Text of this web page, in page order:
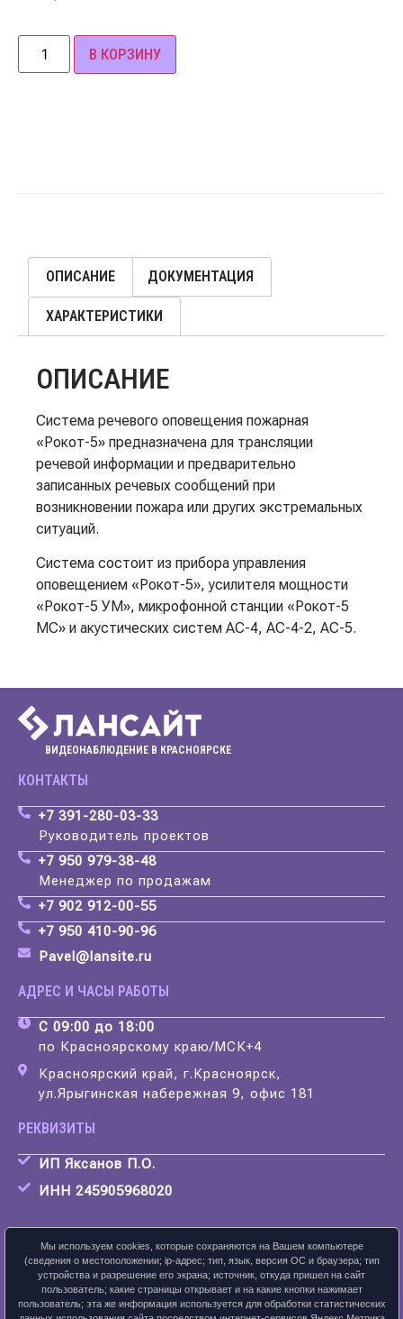
В КОРЗИНУ
ОПИСАНИЕ ДОКУМЕНТАЦИЯ
ХАРАКТЕРИСТИКИ
ОПИСАНИЕ
Система речевого оповещения пожарная
«Рокот-5» предназначена для трансляции
речевой информации и предварительно
записанных речевых сообщений при
возникновении пожара или других экстремальных
ситуаций.
Система состоит из прибора управления
оповещением «Рокот-5», усилителя мощности
«Рокот-5 УМ», микрофонной станции «Рокот-5
МС» и акустических систем АС-4, АС-4-2, АС-5.
ВИДЕОНАБЛЮДЕНИЕ В КРАСНОЯРСКЕ
КОНТАКТЫ
+7 391-280-03-33
Руководитель проектов
+7 950 979-38-48
Менеджер по продажам
+7 902 912-00-55
+7 950 410-90-96
Pavel@lansite.ru
АДРЕС И ЧАСЫ РАБОТЫ
С 09:00 до 18:00
по Красноярскому краю/МСК+4
Красноярский край, г.Красноярск,
ул.Ярыгинская набережная 9, офис 181
РЕКВИЗИТЫ
ИП Яксанов П.О.
ИНН 245905968020
Скачать карточку предприятия
Мы используем cookies, которые сохраняются на Вашем компьютере
(сведения о местоположении; ip-адрес; тип, язык, версия ОС и браузера; тип
устройства и разрешение его экрана; источник, откуда пришел на сайт
пользователь; какие страницы открывает и на какие кнопки нажимает
пользователь; эта же информация используется для обработки статистических